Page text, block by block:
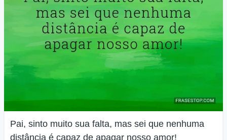
Pai, sinto muito sua falta, mas sei que nenhuma
distância é capaz de apagar nosso amor!